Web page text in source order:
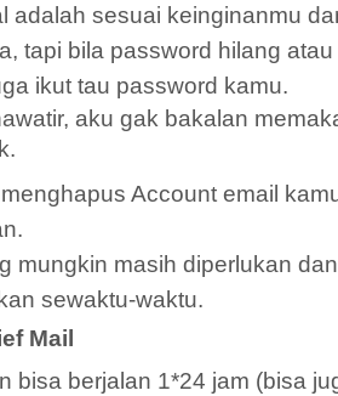
adalah sesuai keinginanmu
tapi bila password hilang
ikut tau password kamu.
aku gak bakalan
Account email
mungkin masih diperlukan
sewaktu-waktu.
Mail
bisa berjalan 1*24 jam (bisa